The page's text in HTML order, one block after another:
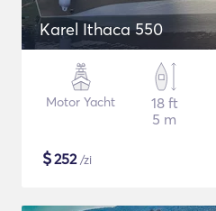
Karel Ithaca 550
Motor Yacht
18 ft
5 m
$252/zi